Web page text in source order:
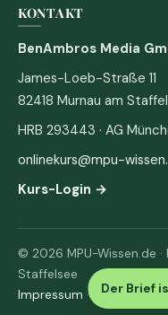
Der Brief
KONTAKT
BenAmbros Media
James-Loeb-Straße 11
82418 Murnau am
HRB 293443 · AG
onlinekurs@mpu-
Kurs-Login →
© 2026 MPU-Wissen.de
Staffelsee
Impressum ·